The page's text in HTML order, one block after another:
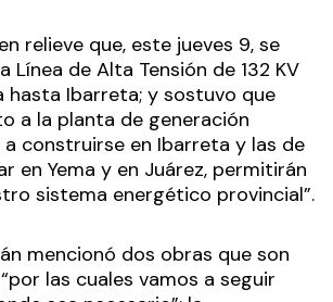
relieve que, este jueves 9, se
Línea de Alta Tensión de 132 KV
hasta Ibarreta; y sostuvo que
a la planta de generación
construirse en Ibarreta y las de
en Yema y en Juárez, permitirán
sistema energético provincial”.
mencionó dos obras que son
las cuales vamos a seguir